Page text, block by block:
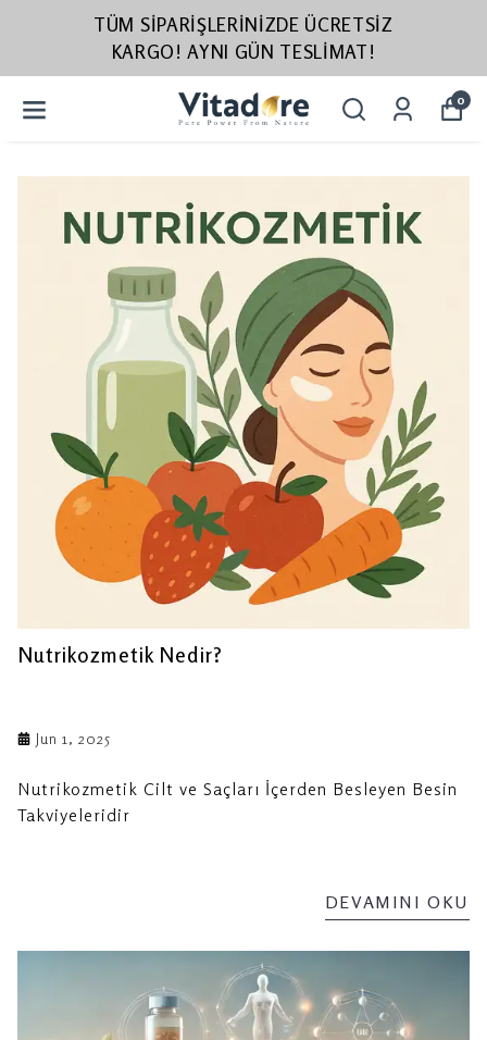
TÜM SIPARIŞLERINIZDE ÜCRETSIZ
KARGO! AYNI GÜN TESLIMAT!
0
Nutrikozmetik Nedir?
Jun 1, 2025
Nutrikozmetik Cilt ve Saçları İçerden Besleyen Besin
Takviyeleridir
DEVAMINI OKU